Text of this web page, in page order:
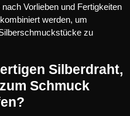
Vorlieben und Fertigkeiten
werden, um
zu
Silberdraht,
Schmuck